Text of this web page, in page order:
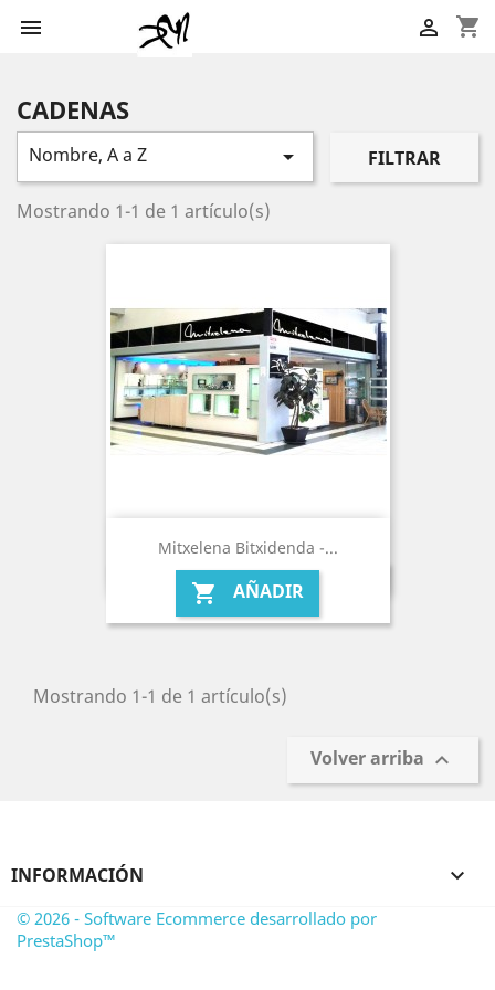
 shopping_cart

CADENAS
Nombre, A a Z  FILTRAR
Mostrando 1-1 de 1 artículo(s)
Mitxelena Bitxidenda -...
 AÑADIR
Mostrando 1-1 de 1 artículo(s)
Volver arriba 
INFORMACIÓN 
© 2026 - Software Ecommerce desarrollado por
PrestaShop™